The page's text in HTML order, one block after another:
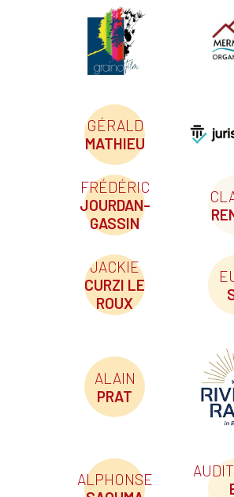
GÉRALD
MATHIEU
FRÉDÉRIC
JOURDAN-
GASSIN
JACKIE
CURZI LE
ROUX
ALAIN
PRAT
ALPHONSE